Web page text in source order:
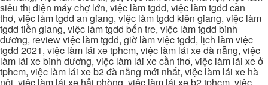
siêu thị điện máy chợ lớn, việc làm tgdd, việc làm tgdd cần
thơ, việc làm tgdd an giang, việc làm tgdd kiên giang, việc làm
tgdd tiền giang, việc làm tgdd bến tre, việc làm tgdd bình
dương, review việc làm tgdd, giờ làm việc tgdd, lịch làm việc
tgdd 2021, việc làm lái xe tphcm, việc làm lái xe đà nẵng, việc
làm lái xe bình dương, việc làm lái xe cần thơ, việc làm lái xe ở
tphcm, việc làm lái xe b2 đà nẵng mới nhất, việc làm lái xe hà
nội, việc làm lái xe hải phòng, việc làm lái xe b2 tphcm, việc